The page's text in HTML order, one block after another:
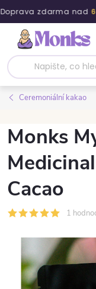
zdarma nad
Přejít na obsah
Ceremoniální kakao
Monks
Cacao
1